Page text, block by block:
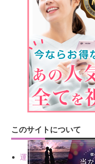
このサイトについて
運営会社情報